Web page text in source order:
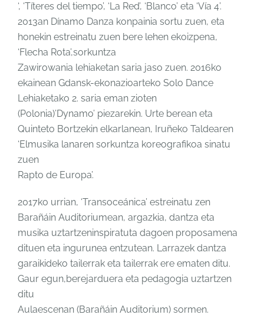
‘, ‘Títeres del tiempo’, ‘La Red’, ‘Blanco’ eta ‘Vía 4’.
2013an Dínamo Danza konpainia sortu zuen, eta
honekin estreinatu zuen bere lehen ekoizpena,
‘Flecha Rota’,sorkuntza
Zawirowania lehiaketan saria jaso zuen. 2016ko
ekainean Gdansk-ekonazioarteko Solo Dance
Lehiaketako 2. saria eman zioten
(Polonia)’Dynamo’ piezarekin. Urte berean eta
Quinteto Bortzekin elkarlanean, Iruñeko Taldearen
‘Elmusika lanaren sorkuntza koreografikoa sinatu
zuen
Rapto de Europa’.
2017ko urrian, ‘Transoceánica’ estreinatu zen
Barañáin Auditoriumean, argazkia, dantza eta
musika uztartzeninspiratuta dagoen proposamena
dituen eta ingurunea entzutean. Larrazek dantza
garaikideko tailerrak eta tailerrak ere ematen ditu.
Gaur egun,berejarduera eta pedagogia uztartzen
ditu
Aulaescenan (Barañáin Auditorium) sormen.